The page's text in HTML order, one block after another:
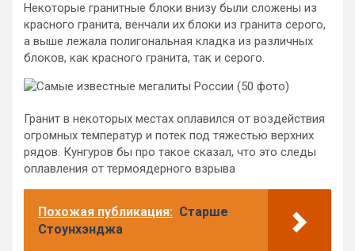
Некоторые гранитные блоки внизу были сложены из
красного гранита, венчали их блоки из гранита серого,
а выше лежала полигональная кладка из различных
блоков, как красного гранита, так и серого.
Гранит в некоторых местах оплавился от воздействия
огромных температур и потек под тяжестью верхних
рядов. Кунгуров бы про такое сказал, что это следы
оплавления от термоядерного взрыва
Похожая публикация: Старше
Стоунхэнджа